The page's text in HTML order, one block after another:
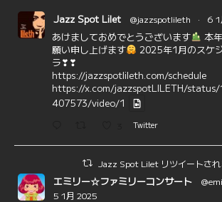
Jazz Spot Lilet @jazzspotlileth · 6
あけましておめでとうございます
本
願い申し上げます
2025年1月のスケ
ラ❣❣
https://jazzspotlileth.com/schedule
https://x.com/jazzspotLILETH/
407573/video/1
Twitter
Jazz Spot Lilet リツイートされ
エミリー☆ファミリーコンサート
5 1月 2025